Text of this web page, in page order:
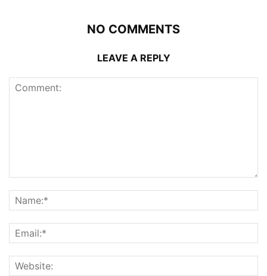
NO COMMENTS
LEAVE A REPLY